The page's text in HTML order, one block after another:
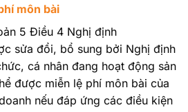
môn bài
5 Điều 4 Nghị định
sửa đổi, bổ sung bởi Nghị định
cá nhân đang hoạt động sản
được miễn lệ phí môn bài của
nếu đáp ứng các điều kiện